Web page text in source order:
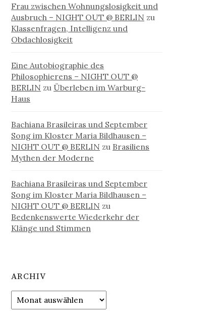
Frau zwischen Wohnungslosigkeit und
Ausbruch – NIGHT OUT @ BERLIN zu
Klassenfragen, Intelligenz und
Obdachlosigkeit
Eine Autobiographie des
Philosophierens – NIGHT OUT @
BERLIN zu Überleben im Warburg-
Haus
Bachiana Brasileiras und September
Song im Kloster Maria Bildhausen –
NIGHT OUT @ BERLIN zu Brasiliens
Mythen der Moderne
Bachiana Brasileiras und September
Song im Kloster Maria Bildhausen –
NIGHT OUT @ BERLIN zu
Bedenkenswerte Wiederkehr der
Klänge und Stimmen
ARCHIV
Archiv